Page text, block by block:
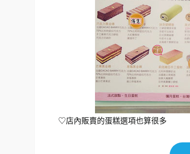
♡店內販賣的蛋糕選項也算很多